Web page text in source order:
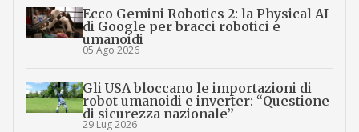
Ecco Gemini Robotics 2: la Physical AI
di Google per bracci robotici e
umanoidi
05 Ago 2026
Gli USA bloccano le importazioni di
robot umanoidi e inverter: “Questione
di sicurezza nazionale”
29 Lug 2026